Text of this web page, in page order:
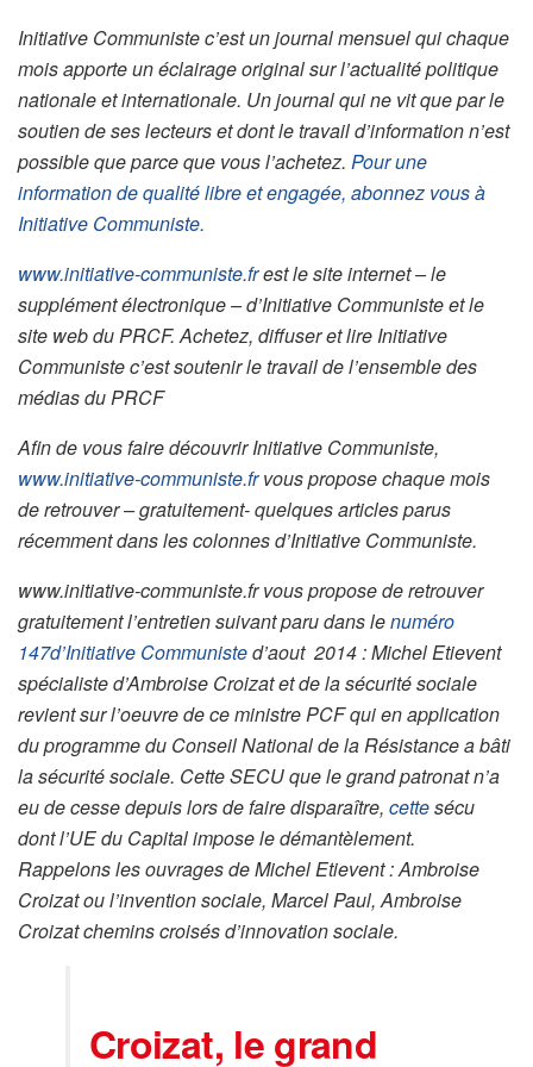
Initiative Communiste c’est un journal mensuel qui chaque
mois apporte un éclairage original sur l’actualité politique
nationale et internationale. Un journal qui ne vit que par le
soutien de ses lecteurs et dont le travail d’information n’est
possible que parce que vous l’achetez. Pour une
information de qualité libre et engagée, abonnez vous à
Initiative Communiste.
www.initiative-communiste.frest le site internet – le
supplément électronique – d’Initiative Communiste et le
site web du PRCF. Achetez, diffuser et lire Initiative
Communiste c’est soutenir le travail de l’ensemble des
médias du PRCF
Afin de vous faire découvrir Initiative Communiste,
www.initiative-communiste.frvous propose chaque mois
de retrouver – gratuitement- quelques articles parus
récemment dans les colonnes d’Initiative Communiste.
www.initiative-communiste.fr vous propose de retrouver
gratuitement l’entretien suivant paru dans lenuméro
147d’Initiative Communisted’aout 2014 : Michel Etievent
spécialiste d’Ambroise Croizat et de la sécurité sociale
revient sur l’oeuvre de ce ministre PCF qui en application
du programme du Conseil National de la Résistance a bâti
la sécurité sociale. Cette SECU que le grand patronat n’a
eu de cesse depuis lors de faire disparaître, cettesécu
dont l’UE du Capital impose le démantèlement.
Rappelons les ouvrages de Michel Etievent : Ambroise
Croizat ou l’invention sociale, Marcel Paul, Ambroise
Croizat chemins croisés d’innovation sociale.
Croizat, le grand